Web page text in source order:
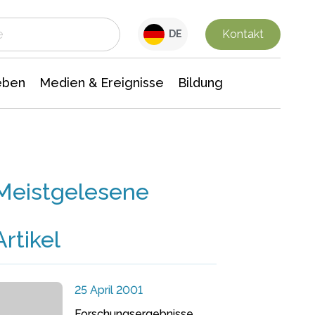
DE Kontakt
Medien & Ereignisse Bildung
25 April 2001